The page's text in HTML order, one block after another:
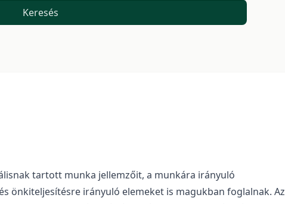
Keresés
tartott munka jellemzőit, a munkára irányuló
önkiteljesítésre irányuló elemeket is magukban foglalnak. Az